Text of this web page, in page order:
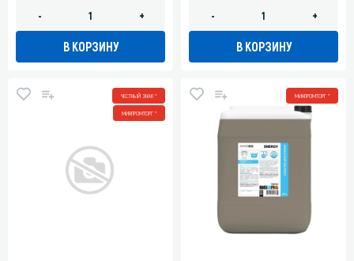
- +
В КОРЗИНУ
- +
В КОРЗИНУ
ЧЕСТНЫЙ ЗНАК *
МИНПРОМТОРГ *
МИНПРОМТОРГ *